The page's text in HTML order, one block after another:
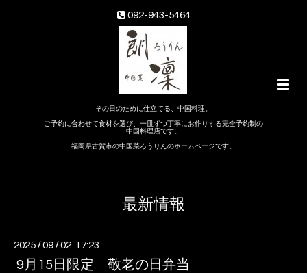
092-943-5464
その日のために仕立てる、中国料理。
ご予約に合わせて食材を選び、一皿ずつ丁寧にお作りする完全予約制の
中国料理店です。
福岡県古賀市の中国菜ろうりんのホームページです。
最新情報
2025 /09 /02 17:23
9月15日限定 敬老の日弁当